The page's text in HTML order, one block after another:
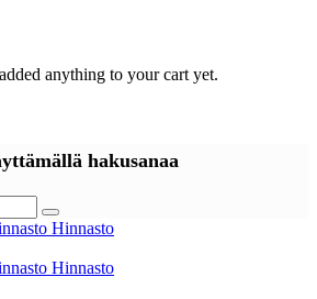
anything to your cart yet.
hakusanaa
Hinnasto
Hinnasto